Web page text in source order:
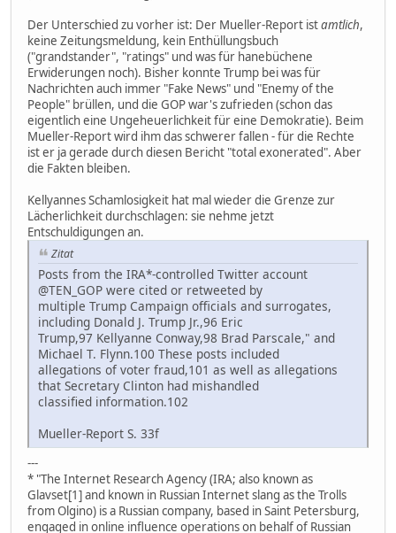
Der Unterschied zu vorher ist: Der Mueller-Report istamtlich,
keine Zeitungsmeldung, kein Enthüllungsbuch
("grandstander", "ratings" und was für hanebüchene
Erwiderungen noch). Bisher konnte Trump bei was für
Nachrichten auch immer "Fake News" und "Enemy of the
People" brüllen, und die GOP war's zufrieden (schon das
eigentlich eine Ungeheuerlichkeit für eine Demokratie). Beim
Mueller-Report wird ihm das schwerer fallen - für die Rechte
ist er ja gerade durch diesen Bericht "total exonerated". Aber
die Fakten bleiben.
Kellyannes Schamlosigkeit hat mal wieder die Grenze zur
Lächerlichkeit durchschlagen: sie nehme jetzt
Entschuldigungen an.
Zitat
Posts from the IRA*-controlled Twitter account
@TEN_GOP were cited or retweeted by
multiple Trump Campaign officials and surrogates,
including Donald J. Trump Jr.,96 Eric
Trump,97 Kellyanne Conway,98 Brad Parscale," and
Michael T. Flynn.100 These posts included
allegations of voter fraud,101 as well as allegations
that Secretary Clinton had mishandled
classified information.102
Mueller-Report S. 33f
---
* "The Internet Research Agency (IRA; also known as
Glavset[1] and known in Russian Internet slang as the Trolls
from Olgino) is a Russian company, based in Saint Petersburg,
engaged in online influence operations on behalf of Russian